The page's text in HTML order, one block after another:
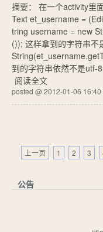
摘要： 在一个activity里
Text et_username =
tring username = new
()); 这样拿到的字符串
到的字符串依然不是utf-
阅读全文
posted @ 2012-01-06
上一页 1 2 3
公告